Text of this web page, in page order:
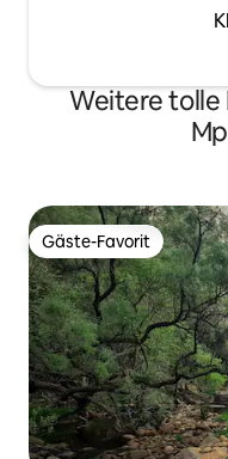
Weitere tolle
Gäste-Favorit
Gäste-Favorit